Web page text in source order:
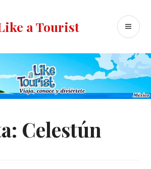
a Tourist
Celestún